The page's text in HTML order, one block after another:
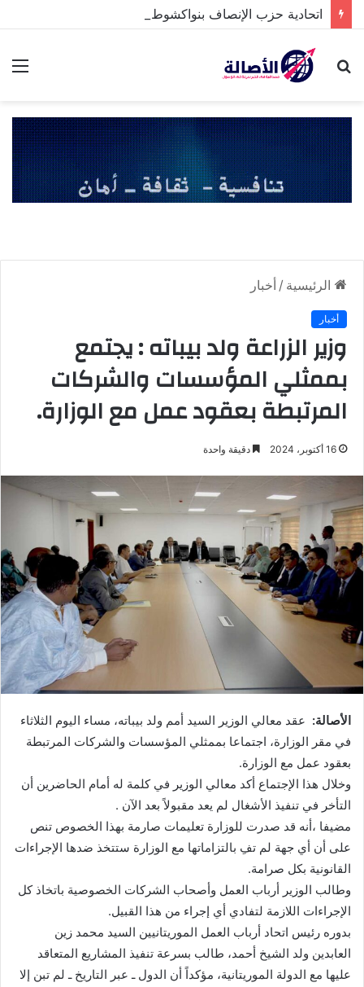
بحث
الرئيسية / أخبار
أخبار
وزير الزراعة ولد بيباته : يجتمع
بممثلي المؤسسات والشركات
المرتبطة بعقود عمل مع الوزارة.
16 أكتوبر، 2024 دقيقة واحدة
الأصالة: عقد معالي الوزير السيد أمم ولد بيباته، مساء اليوم الثلاثاء
في مقر الوزارة، اجتماعا بممثلي المؤسسات والشركات المرتبطة
بعقود عمل مع الوزارة.
وخلال هذا الإجتماع أكد معالي الوزير في كلمة له أمام الحاضرين أن
التأخر في تنفيذ الأشغال لم يعد مقبولاً بعد الآن .
مضيفا ،أنه قد صدرت للوزارة تعليمات صارمة بهذا الخصوص تنص
على أن أي جهة لم تفِ بالتزاماتها مع الوزارة ستتخذ ضدها الإجراءات
القانونية بكل صرامة.
وطالب الوزير أرباب العمل وأصحاب الشركات الخصوصية باتخاذ كل
الإجراءات اللازمة لتفادي أي إجراء من هذا القبيل.
بدوره رئيس اتحاد أرباب العمل الموريتانيين السيد محمد زين
العابدين ولد الشيخ أحمد، طالب بسرعة تنفيذ المشاريع المتعاقد
عليها مع الدولة الموريتانية، مؤكداً أن الدول ـ عبر التاريخ ـ لم تبن إلا